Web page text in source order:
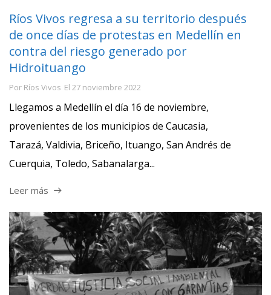
Ríos Vivos regresa a su territorio después
de once días de protestas en Medellín en
contra del riesgo generado por
Hidroituango
Por Ríos Vivos El 27 noviembre 2022
Llegamos a Medellín el día 16 de noviembre,
provenientes de los municipios de Caucasia,
Tarazá, Valdivia, Briceño, Ituango, San Andrés de
Cuerquia, Toledo, Sabanalarga...
Leer más